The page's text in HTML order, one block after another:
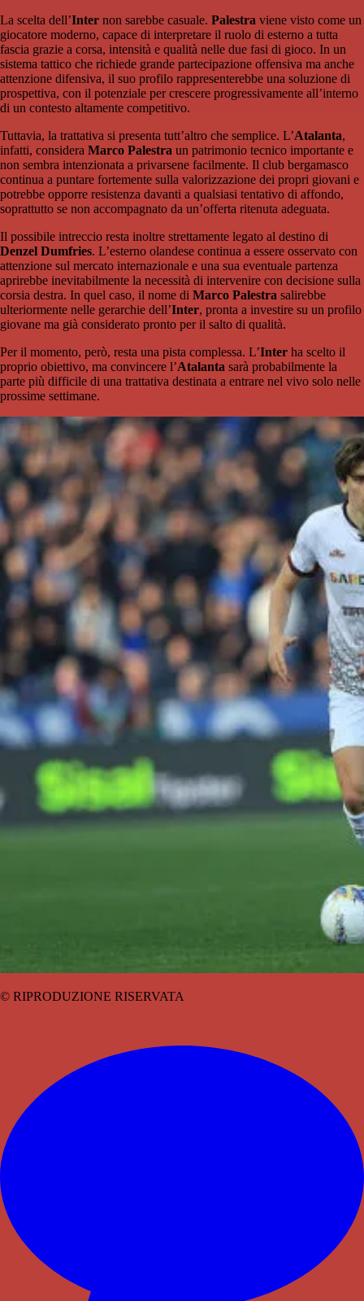
La scelta dell’Inter non sarebbe casuale. Palestra viene visto come un
giocatore moderno, capace di interpretare il ruolo di esterno a tutta
fascia grazie a corsa, intensità e qualità nelle due fasi di gioco. In un
sistema tattico che richiede grande partecipazione offensiva ma anche
attenzione difensiva, il suo profilo rappresenterebbe una soluzione di
prospettiva, con il potenziale per crescere progressivamente all’interno
di un contesto altamente competitivo.
Tuttavia, la trattativa si presenta tutt’altro che semplice. L’Atalanta,
infatti, considera Marco Palestra un patrimonio tecnico importante e
non sembra intenzionata a privarsene facilmente. Il club bergamasco
continua a puntare fortemente sulla valorizzazione dei propri giovani e
potrebbe opporre resistenza davanti a qualsiasi tentativo di affondo,
soprattutto se non accompagnato da un’offerta ritenuta adeguata.
Il possibile intreccio resta inoltre strettamente legato al destino di
Denzel Dumfries. L’esterno olandese continua a essere osservato con
attenzione sul mercato internazionale e una sua eventuale partenza
aprirebbe inevitabilmente la necessità di intervenire con decisione sulla
corsia destra. In quel caso, il nome di Marco Palestra salirebbe
ulteriormente nelle gerarchie dell’Inter, pronta a investire su un profilo
giovane ma già considerato pronto per il salto di qualità.
Per il momento, però, resta una pista complessa. L’Inter ha scelto il
proprio obiettivo, ma convincere l’Atalanta sarà probabilmente la
parte più difficile di una trattativa destinata a entrare nel vivo solo nelle
prossime settimane.
© RIPRODUZIONE RISERVATA